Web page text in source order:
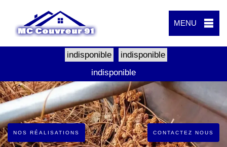
MENU
indisponible
indisponible
indisponible
NOS RÉALISATIONS CONTACTEZ NOUS